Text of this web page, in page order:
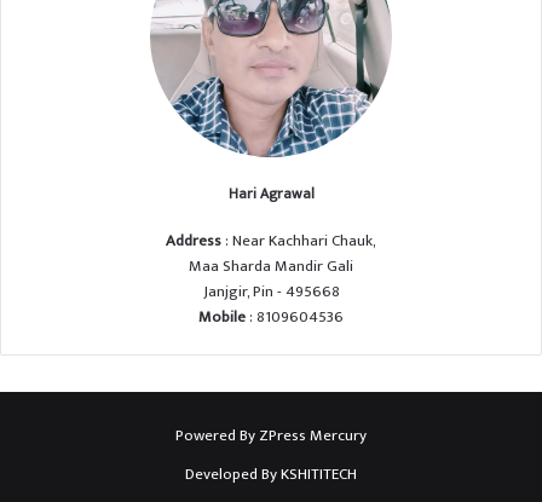
Hari Agrawal
Address: Near Kachhari Chauk,
Maa Sharda Mandir Gali
Janjgir, Pin - 495668
Mobile: 8109604536
Powered ByZPress Mercury
Developed ByKSHITITECH